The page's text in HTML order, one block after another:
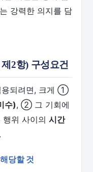
강력한 의지를 담
2항) 구성요건
용되려면, 크게 ①
수), ② 그 기회에
위 사이의 시간
당할 것